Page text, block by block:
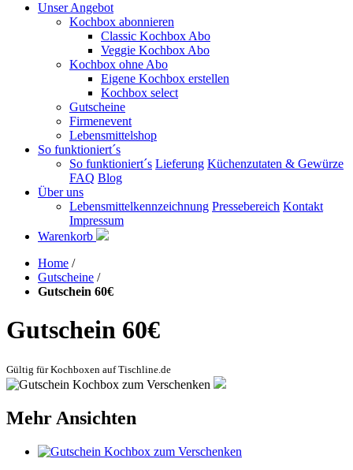
Unser Angebot
Kochbox abonnieren
Classic Kochbox Abo
Veggie Kochbox Abo
Kochbox ohne Abo
Eigene Kochbox erstellen
Kochbox select
Gutscheine
Firmenevent
Lebensmittelshop
So funktioniert´s
So funktioniert´s Lieferung Küchenzutaten & Gewürze
FAQ Blog
Über uns
Lebensmittelkennzeichnung Pressebereich Kontakt
Impressum
Warenkorb
Home /
Gutscheine /
Gutschein 60€
Gutschein 60€
Gültig für Kochboxen auf Tischline.de
Mehr Ansichten